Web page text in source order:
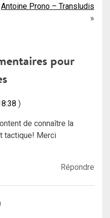
Antoine Prono – Transludis
pour
de connaître la
tactique! Merci
Répondre